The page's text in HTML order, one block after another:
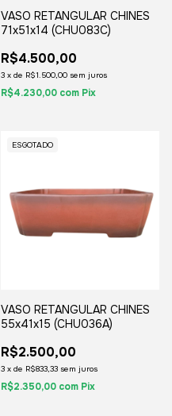
VASO RETANGULAR CHINES
71x51x14 (CHU083C)
R$4.500,00
3 x de R$1.500,00 sem juros
R$4.230,00 com Pix
ESGOTADO
VASO RETANGULAR CHINES
55x41x15 (CHU036A)
R$2.500,00
3 x de R$833,33 sem juros
R$2.350,00 com Pix